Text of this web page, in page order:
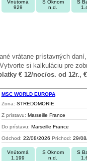
Vnútorná
929
S Oknom
n.d.
S
vrátane prístavných
si kalkuláciu pre
€ 12/noc/os. od 12r.,
MSC WORLD EUROPA
Zona: STREDOMORIE
Z prístavu: Marseille France
Do prístavu: Marseille France
Odchod: 22/08/2026 Príchod: 29/
Vnútorná
1.199
S Oknom
n.d.
S